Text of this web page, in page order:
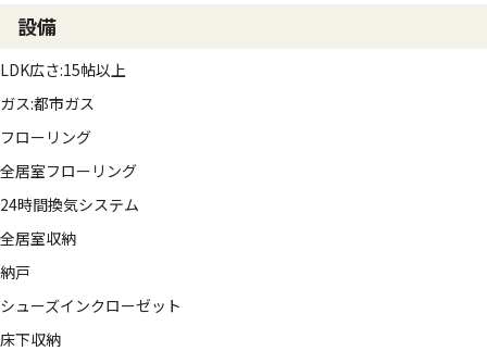
設備
LDK広さ:15帖以上
ガス:都市ガス
フローリング
全居室フローリング
24時間換気システム
全居室収納
納戸
シューズインクローゼット
床下収納